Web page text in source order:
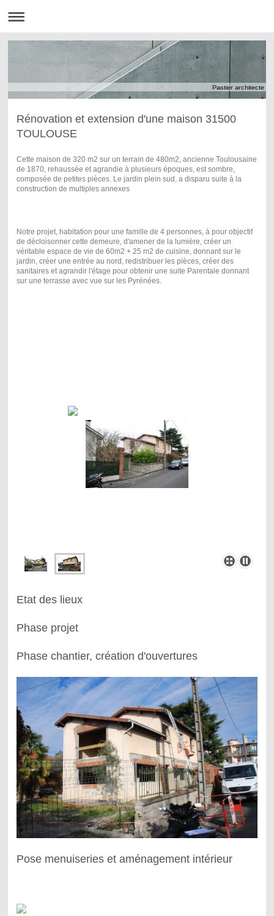
Pastier architecte
Rénovation et extension d'une maison 31500
TOULOUSE
Cette maison de 320 m2 sur un terrain de 480m2, ancienne Toulousaine
de 1870, rehaussée et agrandie à plusieurs époques, est sombre,
composée de petites pièces. Le jardin plein sud, a disparu suite à la
construction de multiples annexes
Notre projet, habitation pour une famille de 4 personnes, à pour objectif
de décloisonner cette demeure, d'amener de la lumière, créer un
véritable espace de vie de 60m2 + 25 m2 de cuisine, donnant sur le
jardin, créer une entrée au nord, redistribuer les pièces, créer des
sanitaires et agrandir l'étage pour obtenir une suite Parentale donnant
sur une terrasse avec vue sur les Pyrénées.
Etat des lieux
Phase projet
Phase chantier, création d'ouvertures
Pose menuiseries et aménagement intérieur